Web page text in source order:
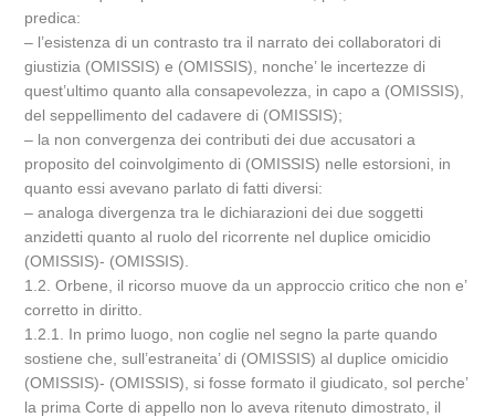
predica:
– l’esistenza di un contrasto tra il narrato dei collaboratori di
giustizia (OMISSIS) e (OMISSIS), nonche’ le incertezze di
quest’ultimo quanto alla consapevolezza, in capo a (OMISSIS),
del seppellimento del cadavere di (OMISSIS);
– la non convergenza dei contributi dei due accusatori a
proposito del coinvolgimento di (OMISSIS) nelle estorsioni, in
quanto essi avevano parlato di fatti diversi:
– analoga divergenza tra le dichiarazioni dei due soggetti
anzidetti quanto al ruolo del ricorrente nel duplice omicidio
(OMISSIS)- (OMISSIS).
1.2. Orbene, il ricorso muove da un approccio critico che non e’
corretto in diritto.
1.2.1. In primo luogo, non coglie nel segno la parte quando
sostiene che, sull’estraneita’ di (OMISSIS) al duplice omicidio
(OMISSIS)- (OMISSIS), si fosse formato il giudicato, sol perche’
la prima Corte di appello non lo aveva ritenuto dimostrato, il